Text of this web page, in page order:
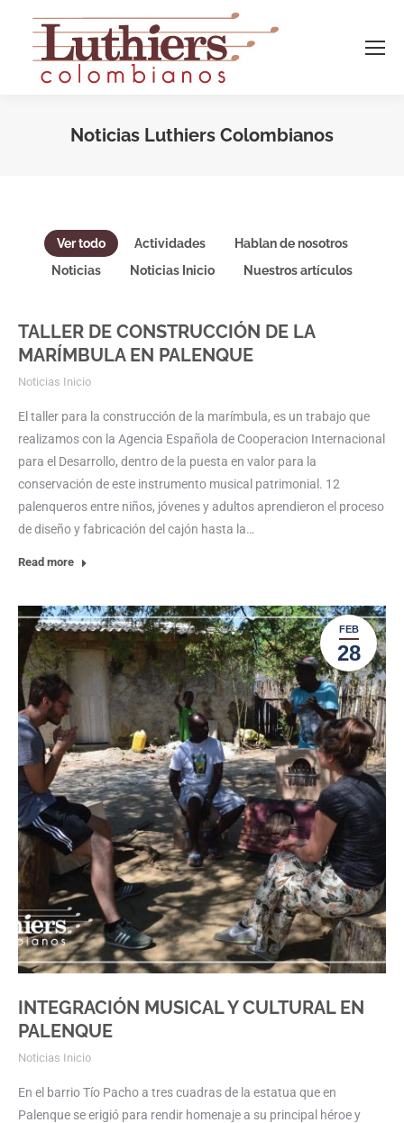
Noticias Luthiers Colombianos
Ver todo Actividades
Hablan de nosotros
Noticias
Noticias Inicio Nuestros artículos
TALLER DE CONSTRUCCIÓN DE LA
MARÍMBULA EN PALENQUE
Noticias Inicio
El taller para la construcción de la marímbula, es un trabajo que
realizamos con la Agencia Española de Cooperacion Internacional
para el Desarrollo, dentro de la puesta en valor para la
conservación de este instrumento musical patrimonial. 12
palenqueros entre niños, jóvenes y adultos aprendieron el proceso
de diseño y fabricación del cajón hasta la…
Read more
FEB
28
INTEGRACIÓN MUSICAL Y CULTURAL EN
PALENQUE
Noticias Inicio
En el barrio Tío Pacho a tres cuadras de la estatua que en
Palenque se erigió para rendir homenaje a su principal héroe y